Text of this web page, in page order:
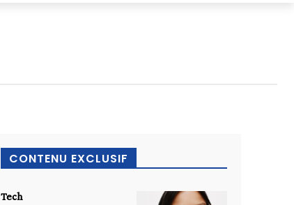
CONTENU EXCLUSIF
Tech